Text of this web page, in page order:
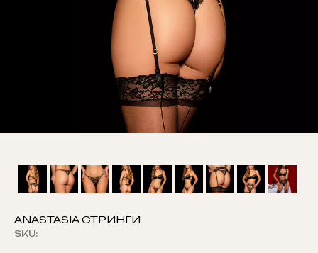
ANASTASIA СТРИНГИ
SKU: